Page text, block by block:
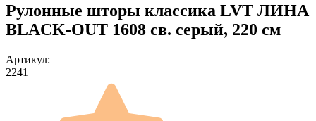
Рулонные шторы классика LVT ЛИНА
BLACK-OUT 1608 св. серый, 220 см
Артикул:
2241